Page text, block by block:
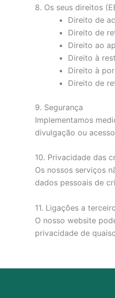
8. Os seus direitos
Direito de
Direito de
Direito ao
Direito à
Direito à
Direito de
9. Segurança
Implementamos
divulgação ou
10. Privacidade das
Os nossos serviços
dados pessoais de
11. Ligações a
O nosso website
privacidade de